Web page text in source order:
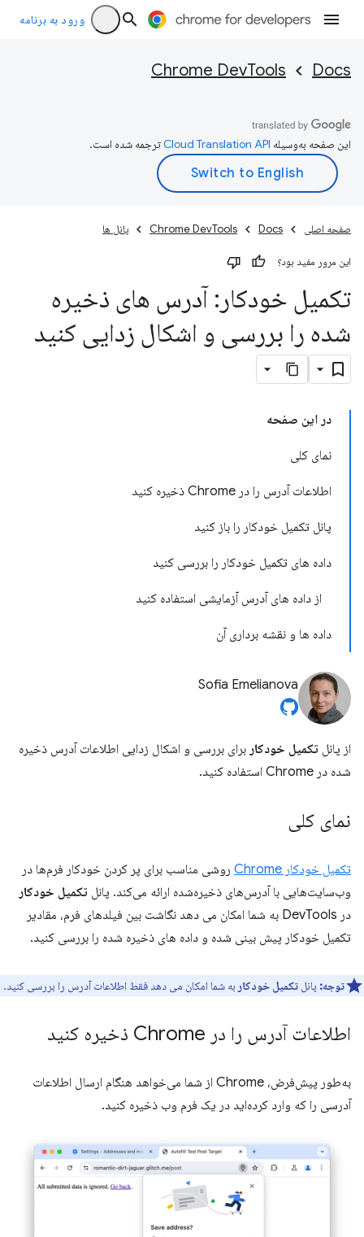
ورود به برنامه
Docs
Chrome DevTools
این صفحه به‌وسیله ترجمه شده است.
صفحه اصلی Docs
Chrome DevTools پانل ها
این مرور مفید بود؟
تکمیل خودکار: آدرس های ذخیره
شده را بررسی و اشکال زدایی کنید
در این صفحه
نمای کلی
اطلاعات آدرس را در Chrome ذخیره کنید
پانل تکمیل خودکار را باز کنید
داده های تکمیل خودکار را بررسی کنید
از داده های آدرس آزمایشی استفاده کنید
داده ها و نقشه برداری آن
Sofia Emelianova
از پانل تکمیل خودکار برای بررسی و اشکال زدایی اطلاعات آدرس ذخیره
شده در Chrome استفاده کنید.
نمای کلی
تکمیل خودکار Chrome
روشی مناسب برای پر کردن خودکار فرم‌ها در
وب‌سایت‌هایی با آدرس‌های ذخیره‌شده ارائه می‌کند. پانل تکمیل خودکار
در DevTools به شما امکان می دهد نگاشت بین فیلدهای فرم، مقادیر
تکمیل خودکار پیش بینی شده و داده های ذخیره شده را بررسی کنید.
توجه: پانل تکمیل خودکار به شما امکان می دهد فقط اطلاعات آدرس را بررسی کنید.
اطلاعات آدرس را در Chrome ذخیره کنید
به‌طور پیش‌فرض، Chrome از شما می‌خواهد هنگام ارسال اطلاعات
آدرسی را که وارد کرده‌اید در یک فرم وب ذخیره کنید.